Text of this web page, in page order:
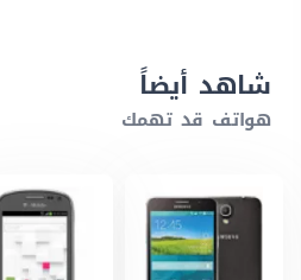
شاهد أيضاً
هواتف قد تهمك